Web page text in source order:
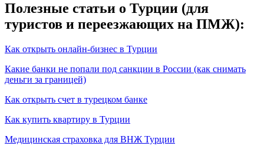
Полезные статьи о Турции (для
туристов и переезжающих на ПМЖ):
Как открыть онлайн-бизнес в Турции
Какие банки не попали под санкции в России (как снимать
деньги за границей)
Как открыть счет в турецком банке
Как купить квартиру в Турции
Медицинская страховка для ВНЖ Турции